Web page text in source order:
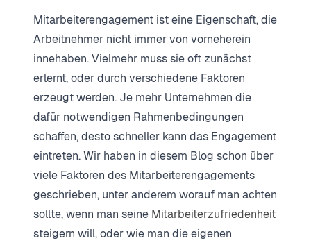
Mitarbeiterengagement ist eine Eigenschaft, die
Arbeitnehmer nicht immer von vorneherein
innehaben. Vielmehr muss sie oft zunächst
erlernt, oder durch verschiedene Faktoren
erzeugt werden. Je mehr Unternehmen die
dafür notwendigen Rahmenbedingungen
schaffen, desto schneller kann das Engagement
eintreten. Wir haben in diesem Blog schon über
viele Faktoren des Mitarbeiterengagements
geschrieben, unter anderem worauf man achten
sollte, wenn man seine Mitarbeiterzufriedenheit
steigern will, oder wie man die eigenen